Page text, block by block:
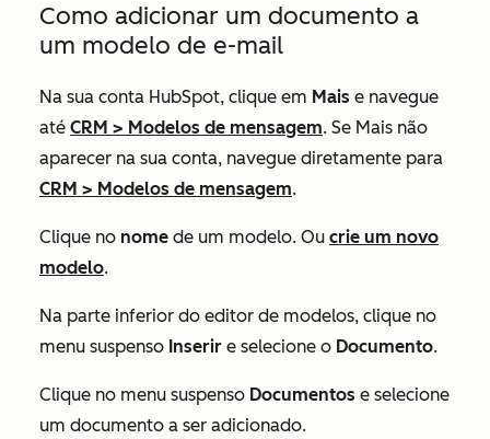
Como adicionar um documento a
um modelo de e-mail
Na sua conta HubSpot, clique em Mais e navegue
até CRM > Modelos de mensagem. Se Mais não
aparecer na sua conta, navegue diretamente para
CRM > Modelos de mensagem.
Clique no nome de um modelo. Ou crie um novo
modelo.
Na parte inferior do editor de modelos, clique no
menu suspenso Inserir e selecione o Documento.
Clique no menu suspenso Documentos e selecione
um documento a ser adicionado.